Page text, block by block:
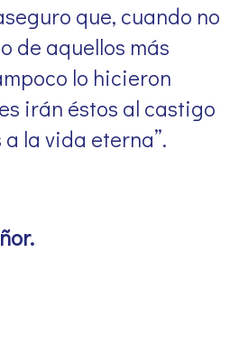
que, cuando no
de aquellos más
lo hicieron
irán éstos al castigo
la vida eterna”.